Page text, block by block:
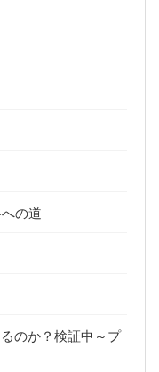
の道
のか？検証中～プ